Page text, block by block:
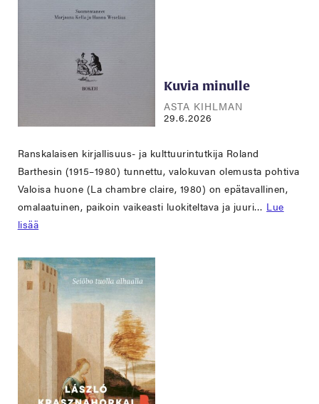
Kuvia minulle
ASTA KIHLMAN
29.6.2026
Ranskalaisen kirjallisuus- ja kulttuurintutkija Roland
Barthesin (1915–1980) tunnettu, valokuvan olemusta pohtiva
Valoisa huone (La chambre claire, 1980) on epätavallinen,
omalaatuinen, paikoin vaikeasti luokiteltava ja juuri… Lue
lisää